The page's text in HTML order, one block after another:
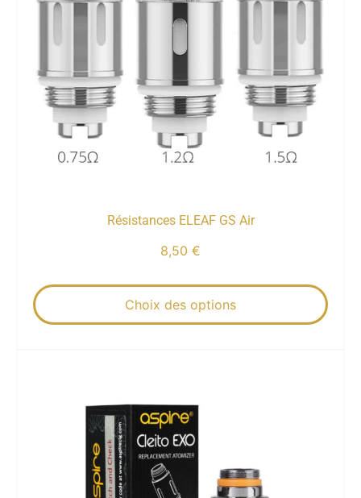
Résistances ELEAF GS Air
8,50 €
Choix des options